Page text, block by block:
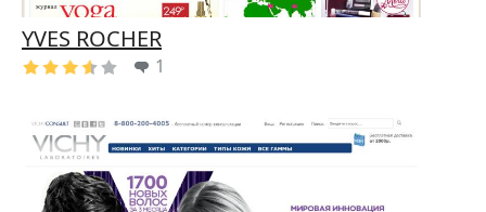
YVES ROCHER
1